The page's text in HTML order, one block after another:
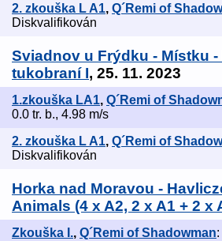
2. zkouška L A1, Q´Remi of
Diskvalifikován
Sviadnov u Frýdku - Místku
tukobraní I, 25. 11. 2023
1.zkouška LA1, Q´Remi of
0.0 tr. b., 4.98 m/s
2. zkouška L A1, Q´Remi of
Diskvalifikován
Horka nad Moravou -
Animals (4 x A2, 2 x A1 + 2 x
Zkouška I., Q´Remi of Shadowman